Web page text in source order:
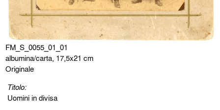
FM_S_0055_01_01
albumina/carta, 17,5x21 cm
Originale
Titolo:
Uomini in divisa